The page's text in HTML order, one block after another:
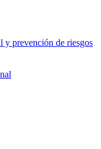
y prevención de riesgos